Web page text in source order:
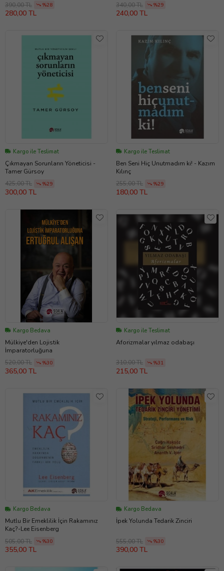
390,00 TL %28
280,00 TL
340,00 TL %29
240,00 TL
Kargo ile Teslimat
Çıkmayan Sorunların Yöneticisi -
Tamer Gürsoy
425,00 TL
%29
300,00 TL
Kargo ile Teslimat
Ben Seni Hiç Unutmadım ki! - Kazım
Kılınç
255,00 TL
%29
180,00 TL
Kargo Bedava
Mülkiye'den Lojistik
İmparatorluğuna
520,00 TL
%30
365,00 TL
Kargo ile Teslimat
Aforizmalar yılmaz odabaşı
310,00 TL %31
215,00 TL
Kargo Bedava
Mutlu Bir Emeklilik İçin Rakamınız
Kaç?-Lee Eisenberg
505,00 TL
%30
355,00 TL
Kargo Bedava
İpek Yolunda Tedarik Zinciri
555,00 TL %30
390,00 TL